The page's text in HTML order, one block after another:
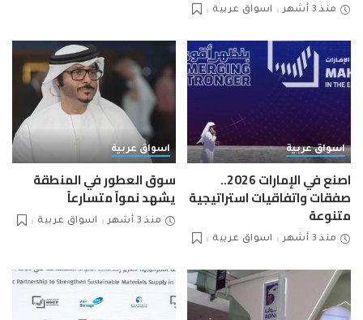
منذ 3 أشهر اسواق عربية
اسواق عربية
اصنع في الإمارات 2026..
صفقات واتفاقيات استراتيجية
متنوعة
منذ 3 أشهر اسواق عربية
اسواق عربية
سوق العطور في المنطقة
يشهد نمواً متسارعاً
منذ 3 أشهر اسواق عربية